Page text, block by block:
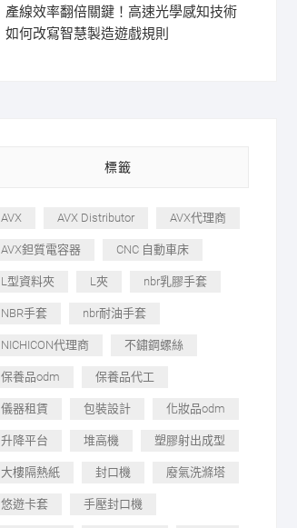
產線效率翻倍關鍵！高速光學感知技術
如何改寫智慧製造遊戲規則
標籤
AVX AVX Distributor AVX代理商
AVX鉭質電容器 CNC 自動車床
L型資料夾 L夾 nbr乳膠手套
NBR手套 nbr耐油手套
NICHICON代理商 不鏽鋼螺絲
保養品odm 保養品代工
儀器租賃 包裝設計 化妝品odm
升降平台 堆高機 塑膠射出成型
大樓隔熱紙 封口機 廢氣洗滌塔
悠遊卡套 手壓封口機